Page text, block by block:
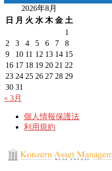
2026年8月
日
月 火 水 木 金 土
1
2
3 4 5 6 7
8
9
10 11 12 13 14 15
16 17 18 19 20 21 22
23 24 25 26 27 28 29
30 31
« 3月
個人情報保護法
利用規約